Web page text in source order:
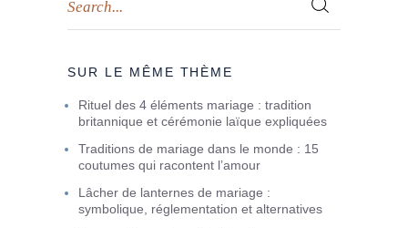
SUR LE MÊME THÈME
Rituel des 4 éléments mariage : tradition
britannique et cérémonie laïque expliquées
Traditions de mariage dans le monde : 15
coutumes qui racontent l’amour
Lâcher de lanternes de mariage :
symbolique, réglementation et alternatives